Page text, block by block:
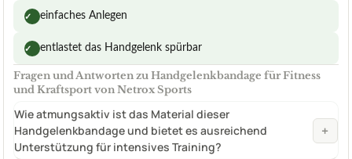
✓ einfaches Anlegen
✓ entlastet das Handgelenk spürbar
Fragen und Antworten zu Handgelenkbandage für Fitness
und Kraftsport von Netrox Sports
Wie atmungsaktiv ist das Material dieser
Handgelenkbandage und bietet es ausreichend
Unterstützung für intensives Training?
+